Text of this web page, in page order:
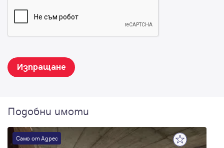
Изпращане
Подобни имоти
Само от Адрес